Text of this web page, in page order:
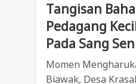
Tangisan
Pedagang
Pada Sang
Momen
Biawak, Desa